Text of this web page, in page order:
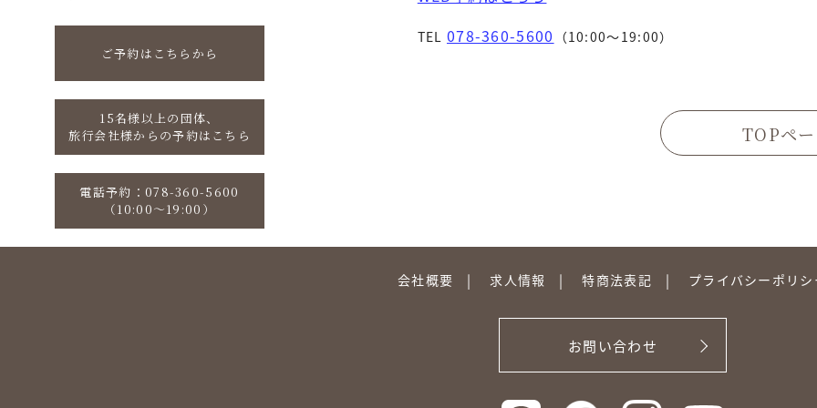
ご予約はこちらから
15名様以上の団体、
旅行会社様からの予約はこちら
電話予約：078-360-5600
（10:00〜19:00）
TEL 078-360-5600 （10:00〜19:00）
TOPペ
会社概要 求人情報 特商法表記 プライバシーポリシ
お問い合わせ